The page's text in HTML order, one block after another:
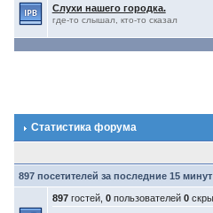
Слухи нашего городка.
где-то слышал, кто-то сказал
Статистика форума
897 посетителей за последние 15 минут
897гостей, 0пользователей 0